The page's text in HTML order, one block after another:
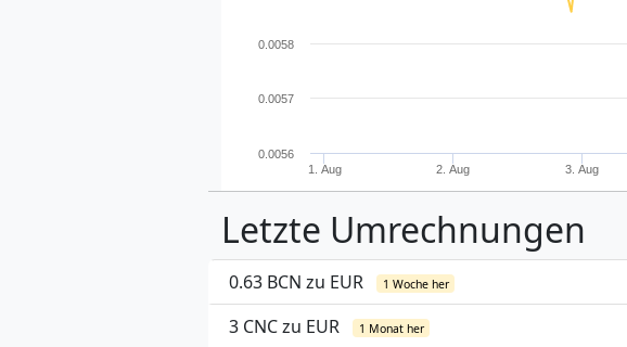
1. Aug 2. Aug 3. Aug
0.0056
0.0057
0.0058
Letzte Umrechnungen
0.63 BCN zu EUR 1 Woche her
3 CNC zu EUR 1 Monat her